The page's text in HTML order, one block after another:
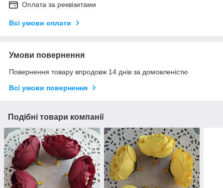
Оплата за реквізитами
Всі умови оплати
Умови повернення
Повернення товару впродовж 14 днів за домовленістю
Всі умови повернення
Подібні товари компанії